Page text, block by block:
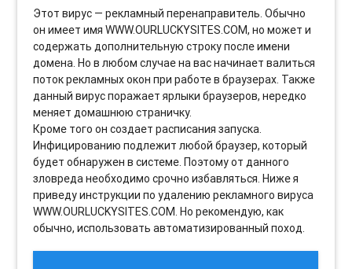
Этот вирус — рекламный перенаправитель. Обычно
он имеет имя WWW.OURLUCKYSITES.COM, но может и
содержать дополнительную строку после имени
домена. Но в любом случае на вас начинает валиться
поток рекламных окон при работе в браузерах. Также
данный вирус поражает ярлыки браузеров, нередко
меняет домашнюю страничку.
Кроме того он создает расписания запуска.
Инфицированию подлежит любой браузер, который
будет обнаружен в системе. Поэтому от данного
зловреда необходимо срочно избавляться. Ниже я
приведу инструкции по удалению рекламного вируса
WWW.OURLUCKYSITES.COM. Но рекомендую, как
обычно, использовать автоматизированный поход.